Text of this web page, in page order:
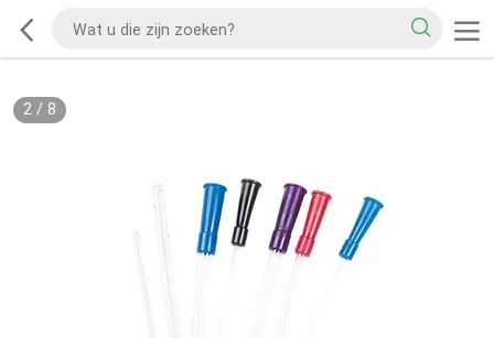
2/ 8